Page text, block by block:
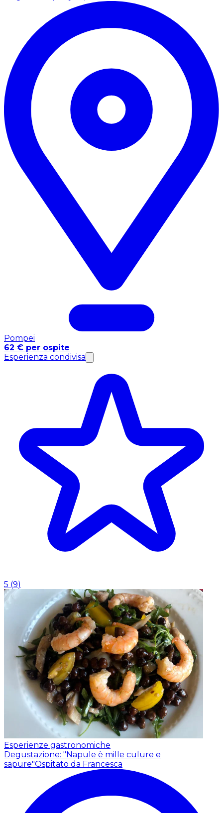
Pompei
62 € per ospite
Esperienza condivisa
5 (9)
Esperienze gastronomiche
Degustazione: "Napule è mille culure e
sapure"Ospitato da Francesca